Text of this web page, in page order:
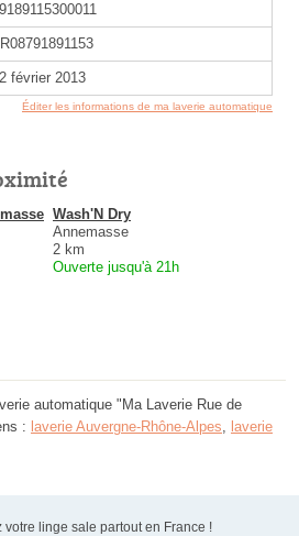
février 2013
Éditer les informations de ma laverie automatique
Wash'N Dry
Annemasse
2 km
Ouverte jusqu'à 21h
automatique "Ma Laverie Rue de
: laverie Auvergne-Rhône-Alpes, laverie
votre linge sale partout en France !